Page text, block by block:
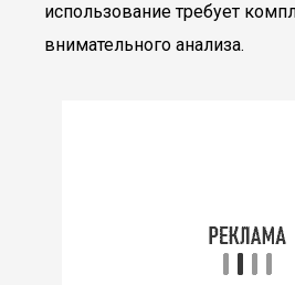
использование требует
внимательного анализа.